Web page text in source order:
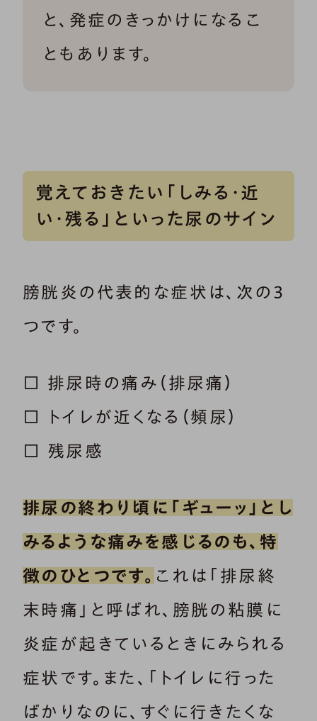
と、発症のきっかけになるこ
ともあります。
覚えておきたい「しみる・近
い・残る」といった尿のサイン
膀胱炎の代表的な症状は、次の３
つです。
□ 排尿時の痛み（排尿痛）
□ トイレが近くなる（頻尿）
□ 残尿感
排尿の終わり頃に「ギューッ」とし
みるような痛みを感じるのも、特
徴のひとつです。 これは「排尿終
末時痛」と呼ばれ、膀胱の粘膜に
炎症が起きているときにみられる
症状です。また、「トイレに行った
ばかりなのに、すぐに行きたくな